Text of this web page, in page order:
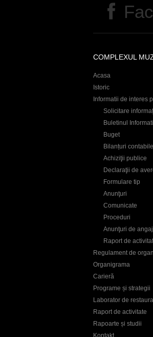
COMPLEXUL
Acasa
Istoric
Informatii de interes
Solicitare
Buletinul
Buget
Bilanțuri contabile
Achiziţii publice
Declaraţii de
Formulare tip
Anunţuri
Comunicate
Proceduri
Anunţuri de
Raport de
Regulament de
Organigrama
Carieră
Programe și strategii
Laborator de
Raport de activitate
Rapoarte și studii
Kontakt